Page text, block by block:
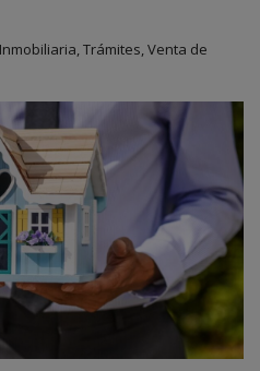
Inmobiliaria,Trámites,Venta de